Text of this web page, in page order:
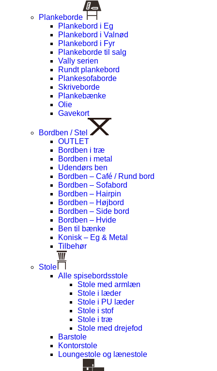
Plankeborde
Plankebord i Eg
Plankebord i Valnød
Plankebord i Fyr
Plankeborde til salg
Vally serien
Rundt plankebord
Plankesofaborde
Skriveborde
Plankebænke
Olie
Gavekort
Bordben / Stel
OUTLET
Bordben i træ
Bordben i metal
Udendørs ben
Bordben – Café / Rund bord
Bordben – Sofabord
Bordben – Hairpin
Bordben – Højbord
Bordben – Side bord
Bordben – Hvide
Ben til bænke
Konisk – Eg & Metal
Tilbehør
Stole
Alle spisebordsstole
Stole med armlæn
Stole i læder
Stole i PU læder
Stole i stof
Stole i træ
Stole med drejefod
Barstole
Kontorstole
Loungestole og lænestole